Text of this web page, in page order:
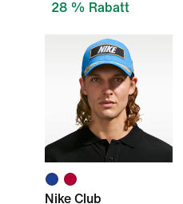
28 % Rabatt
Nike Club